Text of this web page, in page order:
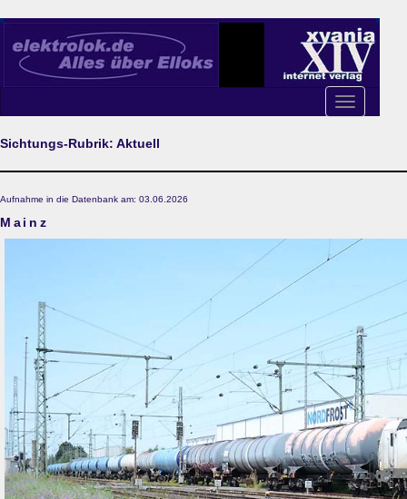
Toggle
navigation
Sichtungs-Rubrik: Aktuell
Aufnahme in die Datenbank am: 03.06.2026
Mainz